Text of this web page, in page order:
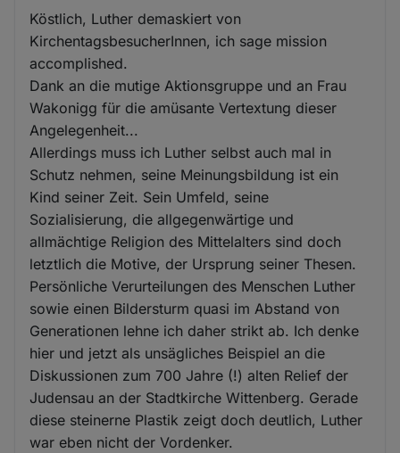
Köstlich, Luther demaskiert von
KirchentagsbesucherInnen, ich sage mission
accomplished.
Dank an die mutige Aktionsgruppe und an Frau
Wakonigg für die amüsante Vertextung dieser
Angelegenheit...
Allerdings muss ich Luther selbst auch mal in
Schutz nehmen, seine Meinungsbildung ist ein
Kind seiner Zeit. Sein Umfeld, seine
Sozialisierung, die allgegenwärtige und
allmächtige Religion des Mittelalters sind doch
letztlich die Motive, der Ursprung seiner Thesen.
Persönliche Verurteilungen des Menschen Luther
sowie einen Bildersturm quasi im Abstand von
Generationen lehne ich daher strikt ab. Ich denke
hier und jetzt als unsägliches Beispiel an die
Diskussionen zum 700 Jahre (!) alten Relief der
Judensau an der Stadtkirche Wittenberg. Gerade
diese steinerne Plastik zeigt doch deutlich, Luther
war eben nicht der Vordenker.